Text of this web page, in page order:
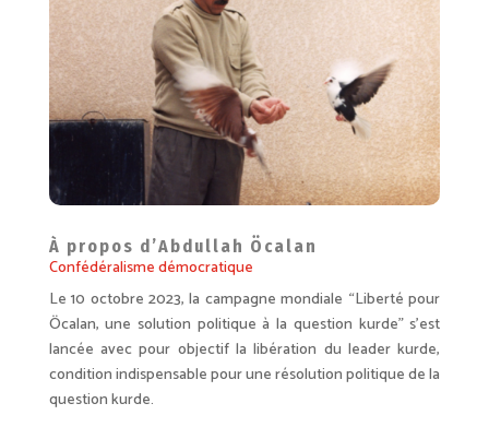
À propos d’Abdullah Öcalan
Confédéralisme démocratique
Le 10 octobre 2023, la campagne mondiale “Liberté pour
Öcalan, une solution politique à la question kurde” s’est
lancée avec pour objectif la libération du leader kurde,
condition indispensable pour une résolution politique de la
question kurde.